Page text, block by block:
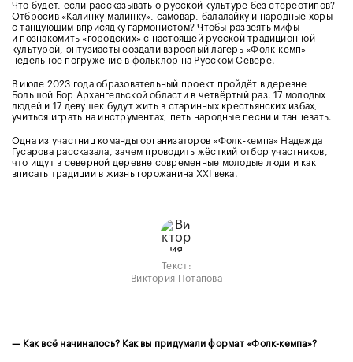
Что будет, если рассказывать о русской культуре без стереотипов?
Отбросив «Калинку-малинку», самовар, балалайку и народные хоры
с танцующим вприсядку гармонистом? Чтобы развеять мифы
и познакомить «городских» с настоящей русской традиционной
культурой, энтузиасты создали взрослый лагерь «Фолк-кемп» —
недельное погружение в фольклор на Русском Севере.
В июле 2023 года образовательный проект пройдёт в деревне
Большой Бор Архангельской области в четвёртый раз. 17 молодых
людей и 17 девушек будут жить в старинных крестьянских избах,
учиться играть на инструментах, петь народные песни и танцевать.
Одна из участниц команды организаторов «Фолк-кемпа» Надежда
Гусарова рассказала, зачем проводить жёсткий отбор участников,
что ищут в северной деревне современные молодые люди и как
вписать традиции в жизнь горожанина XXI века.
Текст:
Виктория Потапова
— Как всё начиналось? Как вы придумали формат «Фолк-кемпа»?